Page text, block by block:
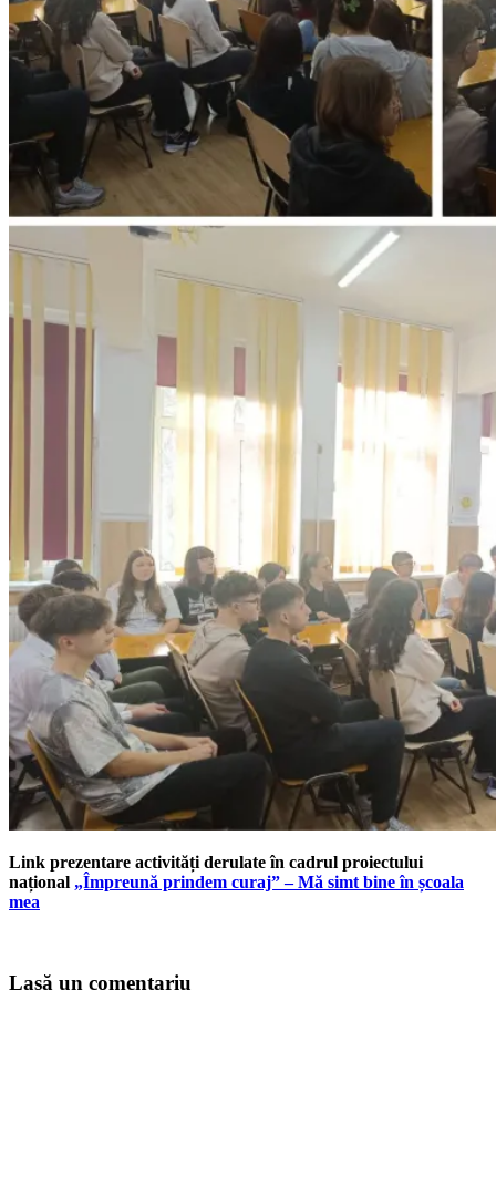
Link prezentare activități derulate în cadrul proiectului
național „Împreună prindem curaj” – Mă simt bine în școala
mea
Lasă un comentariu